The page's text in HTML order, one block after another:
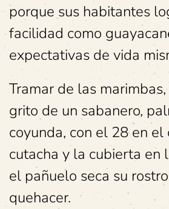
porque sus habitantes
facilidad como
expectativas de vida
Tramar de las
grito de un sabanero,
coyunda, con el 28 en el
cutacha y la cubierta en
el pañuelo seca su
quehacer.